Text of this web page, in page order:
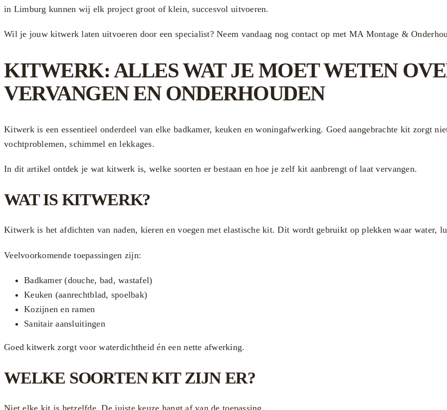
in Limburg kunnen wij elk project groot of klein, succesvol uitvoeren.
Wil je jouw kitwerk laten uitvoeren door een specialist? Neem vandaag nog contact op met MA Montage &
KITWERK: ALLES WAT JE MOET WETEN
VERVANGEN EN ONDERHOUDEN
Kitwerk is een essentieel onderdeel van elke badkamer, keuken en woningafwerking. Goed aangebrachte kit zorgt
vochtproblemen, schimmel en lekkages.
In dit artikel ontdek je wat kitwerk is, welke soorten er bestaan en hoe je zelf kit aanbrengt of laat vervangen.
WAT IS KITWERK?
Kitwerk is het afdichten van naden, kieren en voegen met elastische kit. Dit wordt gebruikt op plekken waar water,
Veelvoorkomende toepassingen zijn:
Badkamer (douche, bad, wastafel)
Keuken (aanrechtblad, spoelbak)
Kozijnen en ramen
Sanitair aansluitingen
Goed kitwerk zorgt voor waterdichtheid én een nette afwerking.
WELKE SOORTEN KIT ZIJN ER?